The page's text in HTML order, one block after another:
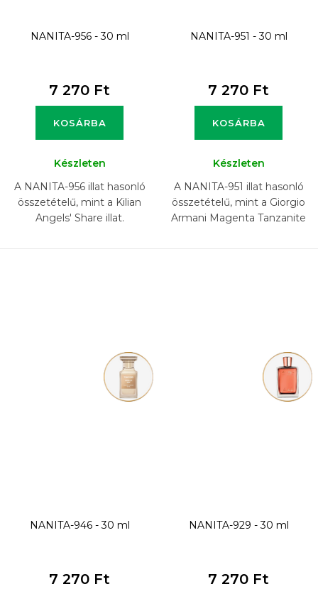
NANITA-956 - 30 ml
7 270 Ft
KOSÁRBA
Készleten
A NANITA-956 illat hasonló
összetételű, mint a Kilian
Angels' Share illat.
NANITA-951 - 30 ml
7 270 Ft
KOSÁRBA
Készleten
A NANITA-951 illat hasonló
összetételű, mint a Giorgio
Armani Magenta Tanzanite
NANITA-946 - 30 ml
7 270 Ft
NANITA-929 - 30 ml
7 270 Ft